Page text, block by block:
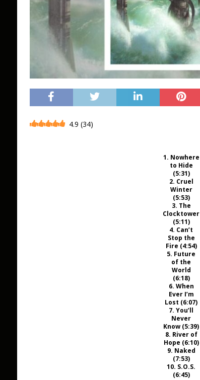
4.9 (34)
1. Nowhere
to Hide
(5:31)
2. Cruel
Winter
(5:53)
3. The
Clocktower
(5:11)
4. Can’t
Stop the
Fire (4:54)
5. Future
of the
World
(6:18)
6. When
Ever I’m
Lost (6:07)
7. You’ll
Never
Know (5:39)
8. River of
Hope (6:10)
9. Naked
(7:53)
10. S.O.S.
(6:45)